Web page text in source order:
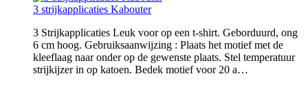
3 strijkapplicaties Kabouter
3 Strijkapplicaties Leuk voor op een t-shirt. Geborduurd, ong
6 cm hoog. Gebruiksaanwijzing : Plaats het motief met de
kleeflaag naar onder op de gewenste plaats. Stel temperatuur
strijkijzer in op katoen. Bedek motief voor 20 a…